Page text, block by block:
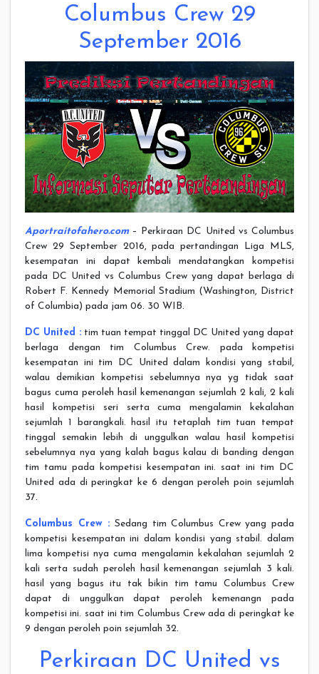
Columbus Crew 29
September 2016
Aportraitofahero.com– Perkiraan DC United vs Columbus
Crew 29 September 2016, pada pertandingan Liga MLS,
kesempatan ini dapat kembali mendatangkan kompetisi
pada DC United vs Columbus Crew yang dapat berlaga di
Robert F. Kennedy Memorial Stadium (Washington, District
of Columbia) pada jam 06. 30 WIB.
DC United : tim tuan tempat tinggal DC United yang dapat
berlaga dengan tim Columbus Crew. pada kompetisi
kesempatan ini tim DC United dalam kondisi yang stabil,
walau demikian kompetisi sebelumnya nya yg tidak saat
bagus cuma peroleh hasil kemenangan sejumlah 2 kali, 2 kali
hasil kompetisi seri serta cuma mengalamin kekalahan
sejumlah 1 barangkali. hasil itu tetaplah tim tuan tempat
tinggal semakin lebih di unggulkan walau hasil kompetisi
sebelumnya nya yang kalah bagus kalau di banding dengan
tim tamu pada kompetisi kesempatan ini. saat ini tim DC
United ada di peringkat ke 6 dengan peroleh poin sejumlah
37.
Columbus Crew : Sedang tim Columbus Crew yang pada
kompetisi kesempatan ini dalam kondisi yang stabil. dalam
lima kompetisi nya cuma mengalamin kekalahan sejumlah 2
kali serta sudah peroleh hasil kemenangan sejumlah 3 kali.
hasil yang bagus itu tak bikin tim tamu Columbus Crew
dapat di unggulkan dapat peroleh kemenangn pada
kompetisi ini. saat ini tim Columbus Crew ada di peringkat ke
9 dengan peroleh poin sejumlah 32.
Perkiraan DC United vs